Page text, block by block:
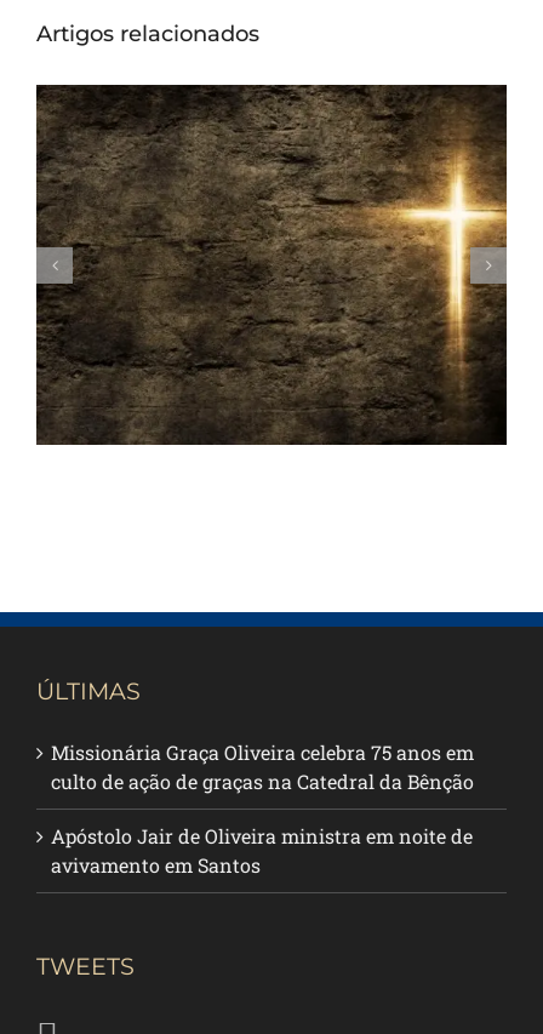
Artigos relacionados
A gratidão e o sacrifício de Jesus
ÚLTIMAS
Missionária Graça Oliveira celebra 75 anos em
culto de ação de graças na Catedral da Bênção
Apóstolo Jair de Oliveira ministra em noite de
avivamento em Santos
TWEETS